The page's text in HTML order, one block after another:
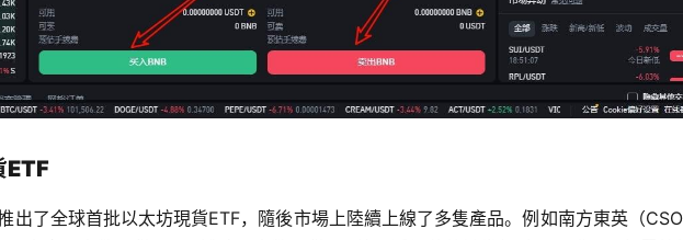
ETF
出了全球首批以太坊現貨ETF，隨後市場上陸續上線了多隻產品。例如南方東英（